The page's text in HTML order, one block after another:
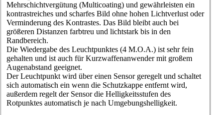
Mehrschichtvergütung (Multicoating) und gewährleisten ein
kontrastreiches und scharfes Bild ohne hohen Lichtverlust oder
Verminderung des Kontrastes. Das Bild bleibt auch bei
größeren Distanzen farbtreu und lichtstark bis in den
Randbereich.
Die Wiedergabe des Leuchtpunktes (4 M.O.A.) ist sehr fein
gehalten und ist auch für Kurzwaffenanwender mit großem
Augenabstand geeignet.
Der Leuchtpunkt wird über einen Sensor geregelt und schaltet
sich automatisch ein wenn die Schutzkappe entfernt wird,
außerdem regelt der Sensor die Helligkeitsstufen des
Rotpunktes automatisch je nach Umgebungshelligkeit.